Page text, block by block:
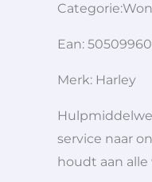
Ean:
Merk: Harley
service naar
houdt aan